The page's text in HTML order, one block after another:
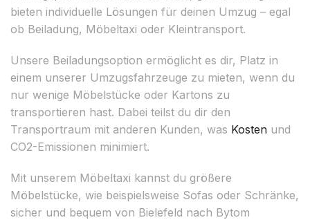
bieten individuelle Lösungen für deinen Umzug – egal
ob Beiladung, Möbeltaxi oder Kleintransport.
Unsere Beiladungsoption ermöglicht es dir, Platz in
einem unserer Umzugsfahrzeuge zu mieten, wenn du
nur wenige Möbelstücke oder Kartons zu
transportieren hast. Dabei teilst du dir den
Transportraum mit anderen Kunden, was Kosten und
CO2-Emissionen minimiert.
Mit unserem Möbeltaxi kannst du größere
Möbelstücke, wie beispielsweise Sofas oder Schränke,
sicher und bequem von Bielefeld nach Bytom